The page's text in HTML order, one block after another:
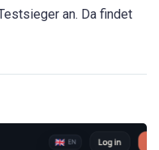
an. Da findet